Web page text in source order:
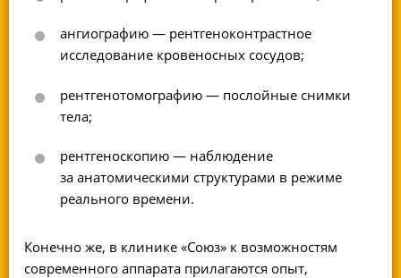
ангиографию — рентгеноконтрастное
исследование кровеносных сосудов;
рентгенотомографию — послойные снимки
тела;
рентгеноскопию — наблюдение
за анатомическими структурами в режиме
реального времени.
Конечно же, в клинике «Союз» к возможностям
современного аппарата прилагаются опыт,